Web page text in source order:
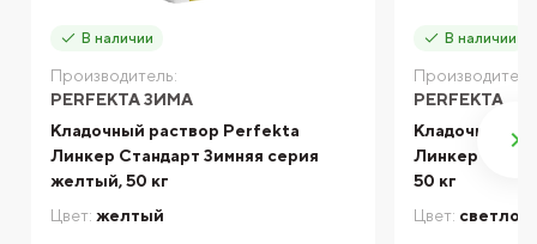
В наличии
Производитель:
PERFEKTA ЗИМА
Кладочный раствор Perfekta
Линкер Стандарт Зимняя серия
желтый, 50 кг
Цвет: желтый
В наличии
PERFEKTA
Кладочный
Линкер
50 кг
Цвет: светло-